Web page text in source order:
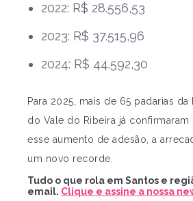
2022: R$ 28.556,53
2023: R$ 37.515,96
2024: R$ 44.592,30
Para 2025, mais de 65 padarias da
do Vale do Ribeira já confirmaram
esse aumento de adesão, a
um novo recorde.
Tudo o que rola em Santos e
email. Clique e assine a nossa